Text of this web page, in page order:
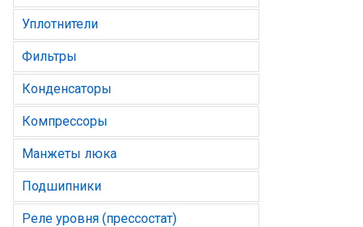
Уплотнители
Фильтры
Конденсаторы
Компрессоры
Манжеты люка
Подшипники
Реле уровня (прессостат)